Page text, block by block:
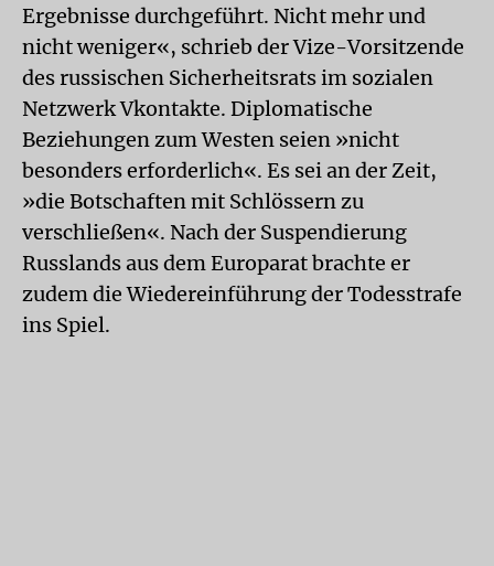
Ergebnisse durchgeführt. Nicht mehr und
nicht weniger«, schrieb der Vize-Vorsitzende
des russischen Sicherheitsrats im sozialen
Netzwerk Vkontakte. Diplomatische
Beziehungen zum Westen seien »nicht
besonders erforderlich«. Es sei an der Zeit,
»die Botschaften mit Schlössern zu
verschließen«. Nach der Suspendierung
Russlands aus dem Europarat brachte er
zudem die Wiedereinführung der Todesstrafe
ins Spiel.